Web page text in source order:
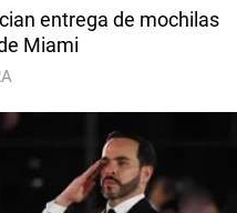
entrega de mochilas
Miami